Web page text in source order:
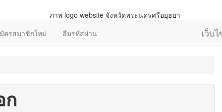
ครสมาชิกใหม่ ลืมรหัสผ่าน เว็บ
ก